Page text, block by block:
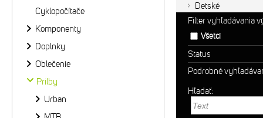
Detské
Filter vyhľadávania
Všetci
Status
Podrobné
Hľadať:
Cyklopočítače
Komponenty
Doplnky
Oblečenie
Prilby
Urban